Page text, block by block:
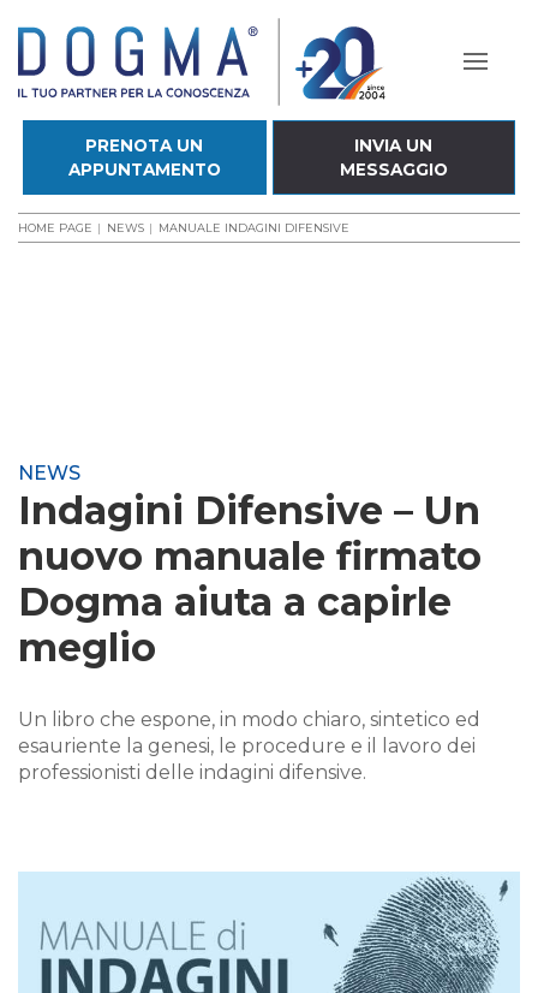
PRENOTA UN
APPUNTAMENTO
INVIA UN
MESSAGGIO
HOME PAGE NEWS MANUALE INDAGINI DIFENSIVE
NEWS
Indagini Difensive – Un
nuovo manuale firmato
Dogma aiuta a capirle
meglio
Un libro che espone, in modo chiaro, sintetico ed
esauriente la genesi, le procedure e il lavoro dei
professionisti delle indagini difensive.